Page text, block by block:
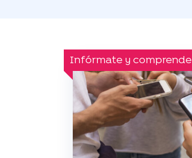
Infórmate y comprende